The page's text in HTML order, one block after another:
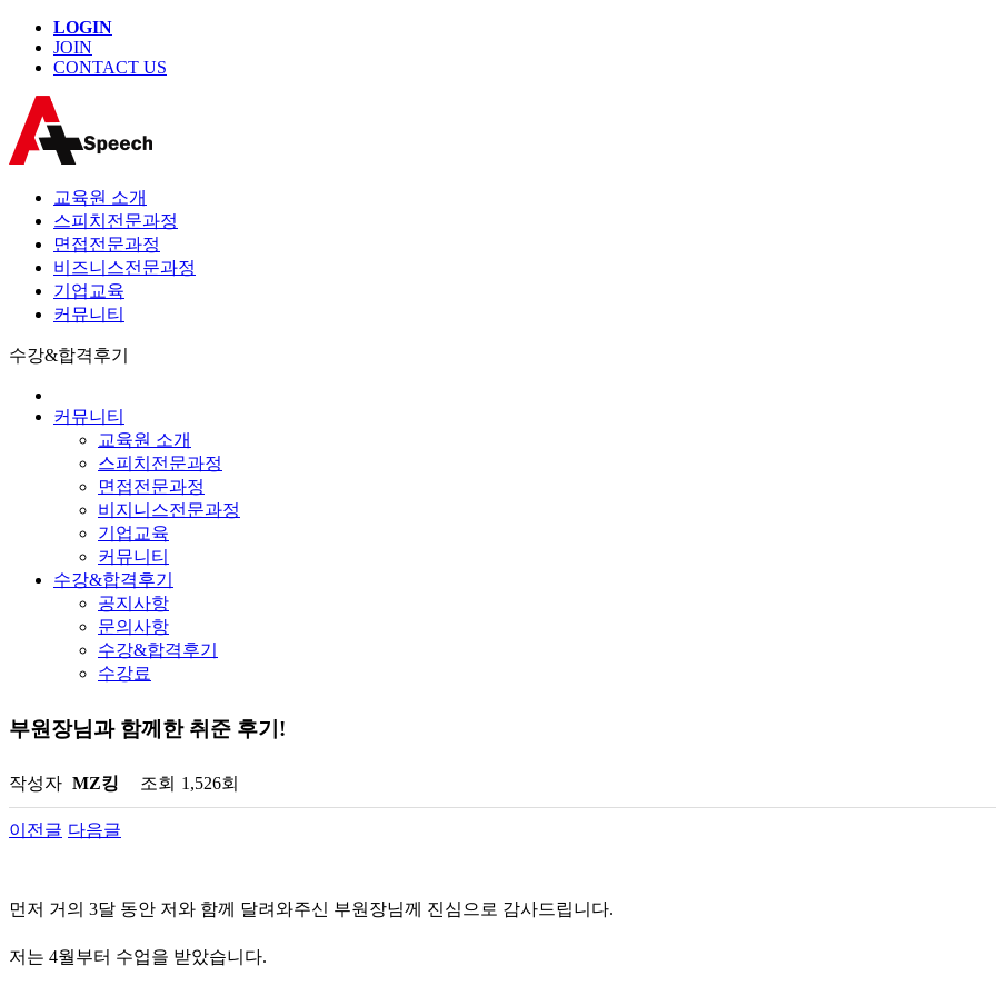
LOGIN
JOIN
CONTACT US
교육원 소개
스피치전문과정
면접전문과정
비즈니스전문과정
기업교육
커뮤니티
수강&합격후기
커뮤니티
교육원 소개
스피치전문과정
면접전문과정
비지니스전문과정
기업교육
커뮤니티
수강&합격후기
공지사항
문의사항
수강&합격후기
수강료
부원장님과 함께한 취준 후기!
작성자 MZ킹 조회 1,526회
이전글 다음글
먼저 거의 3달 동안 저와 함께 달려와주신 부원장님께 진심으로 감사드립니다.
저는 4월부터 수업을 받았습니다.